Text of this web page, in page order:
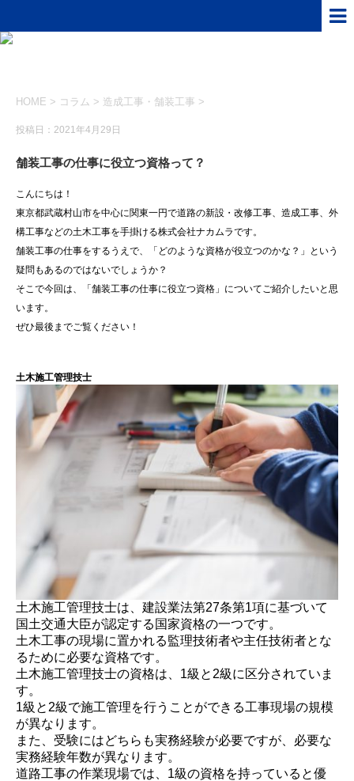
HOME > コラム > 造成工事・舗装工事 >
投稿日：2021年4月29日
舗装工事の仕事に役立つ資格って？
こんにちは！
東京都武蔵村山市を中心に関東一円で道路の新設・改修工事、造成工事、外
構工事などの土木工事を手掛ける株式会社ナカムラです。
舗装工事の仕事をするうえで、「どのような資格が役立つのかな？」という
疑問もあるのではないでしょうか？
そこで今回は、「舗装工事の仕事に役立つ資格」についてご紹介したいと思
います。
ぜひ最後までご覧ください！
土木施工管理技士
土木施工管理技士は、建設業法第27条第1項に基づいて
国土交通大臣が認定する国家資格の一つです。
土木工事の現場に置かれる監理技術者や主任技術者とな
るために必要な資格です。
土木施工管理技士の資格は、1級と2級に区分されていま
す。
1級と2級で施工管理を行うことができる工事現場の規模
が異なります。
また、受験にはどちらも実務経験が必要ですが、必要な
実務経験年数が異なります。
道路工事の作業現場では、1級の資格を持っていると優